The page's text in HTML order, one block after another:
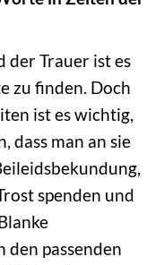
der Trauer ist es
zu finden. Doch
ist es wichtig,
dass man an sie
spenden und
den passenden